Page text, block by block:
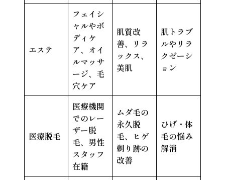
エステ
フェイシ
ャルやボ
ディケ
ア、オイ
ルマッサ
ージ、毛
穴ケア
肌質改
善、リラ
ックス、
美肌
肌トラブ
ルやリラ
クゼーシ
ョン
医療脱毛
医療機関
でのレー
ザー脱
毛、男性
スタッフ
在籍
ムダ毛の
永久脱
毛、ヒゲ
剃り跡の
改善
ひげ・体
毛の悩み
解消